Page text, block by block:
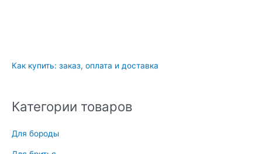
Как купить: заказ, оплата и доставка
Категории товаров
Для бороды